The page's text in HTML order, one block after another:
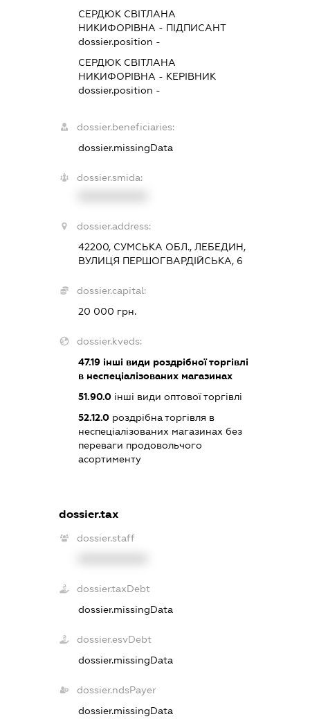
СЕРДЮК СВІТЛАНА
НИКИФОРІВНА - ПІДПИСАНТ
dossier.position -
СЕРДЮК СВІТЛАНА
НИКИФОРІВНА - КЕРІВНИК
dossier.position -
dossier.beneficiaries:
dossier.missingData
dossier.smida:
dossier.address:
42200, СУМСЬКА ОБЛ., ЛЕБЕДИН,
ВУЛИЦЯ ПЕРШОГВАРДІЙСЬКА, 6
dossier.capital:
20 000 грн.
dossier.kveds:
47.19 інші види роздрібної торгівлі
в неспеціалізованих магазинах
51.90.0 інші види оптової торгівлі
52.12.0 роздрібна торгівля в
неспеціалізованих магазинах без
переваги продовольчого
асортименту
dossier.tax
dossier.staff
dossier.taxDebt
dossier.missingData
dossier.esvDebt
dossier.missingData
dossier.ndsPayer
dossier.missingData